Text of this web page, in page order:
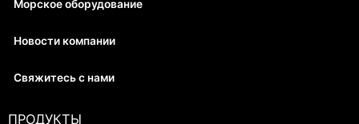
Морское оборудование
Новости компании
Свяжитесь с нами
ПРОДУКТЫ